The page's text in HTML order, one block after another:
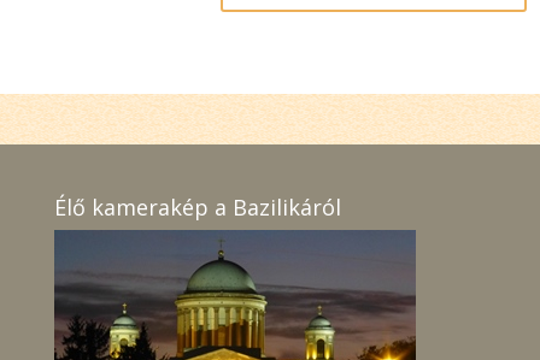
Élő kamerakép a Bazilikáról